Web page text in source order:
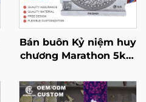
Bán buôn Kỷ niệm huy
chương Marathon 5km
Thể thao chạy bộ Huy
chương kim loại